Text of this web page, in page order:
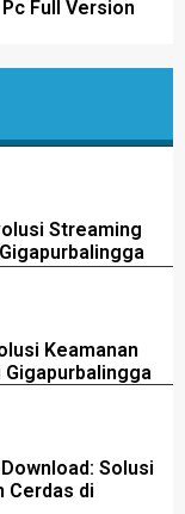
Full Version
Streaming
Keamanan
Gigapurbalingga
Solusi
Cerdas di